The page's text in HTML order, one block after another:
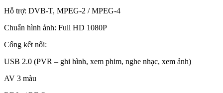
Hỗ trợ: DVB-T, MPEG-2 / MPEG-4
Chuẩn hình ảnh: Full HD 1080P
Cổng kết nối:
USB 2.0 (PVR – ghi hình, xem phim, nghe nhạc, xem ảnh)
AV 3 màu